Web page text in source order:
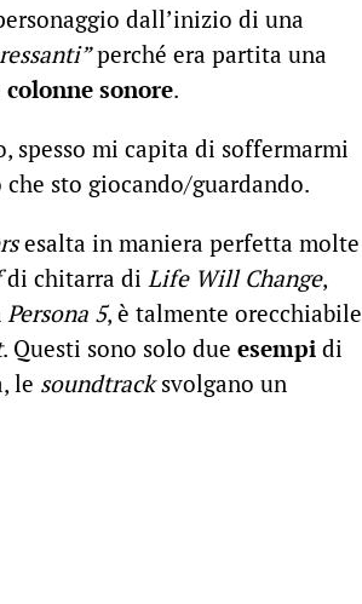
dall’inizio di una
perché era partita una
colonne sonore.
spesso mi capita di soffermarmi
sto giocando/guardando.
esalta in maniera perfetta molte
di chitarra di Life Will Change,
Persona 5, è talmente orecchiabile
. Questi sono solo due esempi di
le soundtracksvolgano un